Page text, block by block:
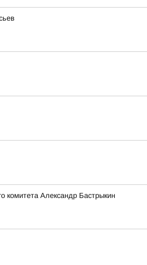
комитета Александр Бастрыкин